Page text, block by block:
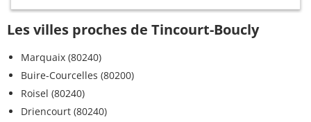
Les villes proches de Tincourt-Boucly
Marquaix (80240)
Buire-Courcelles (80200)
Roisel (80240)
Driencourt (80240)